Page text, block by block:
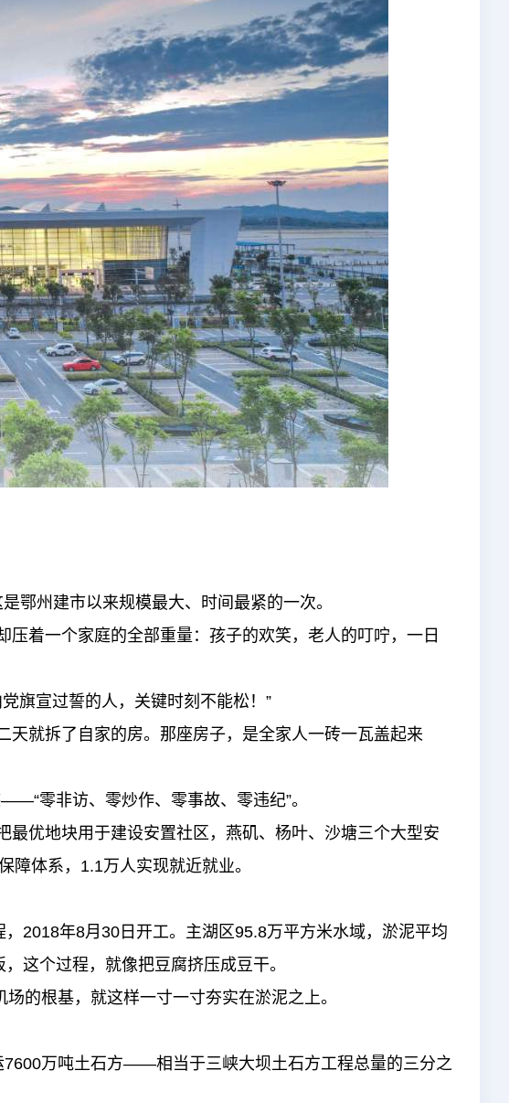
州建市以来规模最大、时间最紧的一次。
着一个家庭的全部重量：孩子的欢笑，老人的叮咛，一日
旗宣过誓的人，关键时刻不能松！”
就拆了自家的房。那座房子，是全家人一砖一瓦盖起来
零非访、零炒作、零事故、零违纪”。
优地块用于建设安置社区，燕矶、杨叶、沙塘三个大型安
体系，1.1万人实现就近就业。
2018年8月30日开工。主湖区95.8万平方米水域，淤泥平均
这个过程，就像把豆腐挤压成豆干。
的根基，就这样一寸一寸夯实在淤泥之上。
万吨土石方——相当于三峡大坝土石方工程总量的三分之